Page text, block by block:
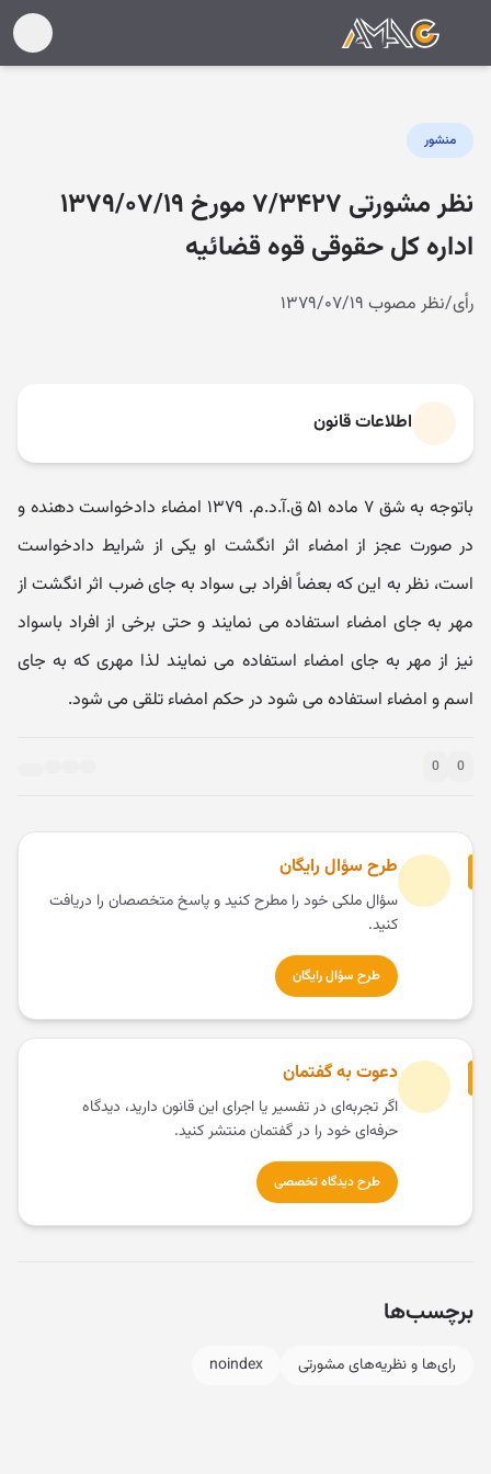
منشور
نظر مشورتی ۷/۳۴۲۷ مورخ ۱۳۷۹/۰۷/۱۹
اداره کل حقوقی قوه قضائیه
رأی/نظر مصوب ۱۳۷۹/۰۷/۱۹
اطلاعات قانون
باتوجه به شق ۷ ماده ۵۱ ق.آ.د.م. ۱۳۷۹ امضاء دادخواست دهنده و
در صورت عجز از امضاء اثر انگشت او یکی از شرایط دادخواست
است، نظر به این که بعضاً افراد بی سواد به جای ضرب اثر انگشت از
مهر به جای امضاء استفاده می نمایند و حتی برخی از افراد باسواد
نیز از مهر به جای امضاء استفاده می نمایند لذا مهری که به جای
اسم و امضاء استفاده می شود در حکم امضاء تلقی می شود.
0
0
طرح سؤال رایگان
سؤال ملکی خود را مطرح کنید و پاسخ متخصصان را دریافت
کنید.
طرح سؤال رایگان
دعوت به گفتمان
اگر تجربه‌ای در تفسیر یا اجرای این قانون دارید، دیدگاه
حرفه‌ای خود را در گفتمان منتشر کنید.
طرح دیدگاه تخصصی
برچسب‌ها
رای‌ها و نظریه‌های مشورتی noindex